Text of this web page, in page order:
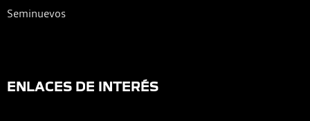
Seminuevos
ENLACES DE INTERÉS